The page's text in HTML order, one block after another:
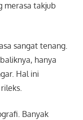
merasa takjub
sangat tenang.
hanya
Hal ini
Banyak